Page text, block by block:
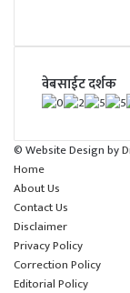
वेबसाईट दर्शक
© Website Design by
Home
About Us
Contact Us
Disclaimer
Privacy Policy
Correction Policy
Editorial Policy